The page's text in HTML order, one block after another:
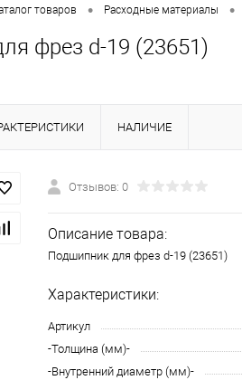
товаров • Расходные материалы •
фрез d-19 (23651)
НАЛИЧИЕ
Отзывов: 0
Описание товара:
Подшипник для фрез d-19 (23651)
Характеристики:
Артикул
-Толщина (мм)-
-Внутренний диаметр (мм)-